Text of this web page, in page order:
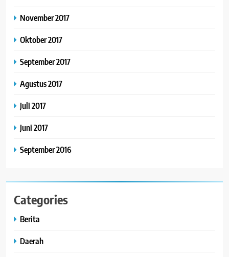
November 2017
Oktober 2017
September 2017
Agustus 2017
Juli 2017
Juni 2017
September 2016
Categories
Berita
Daerah